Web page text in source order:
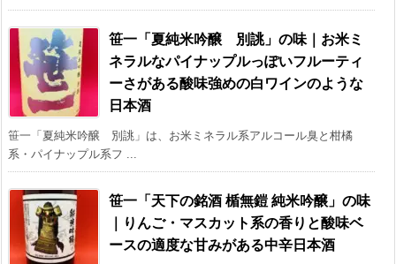
笹一「夏純米吟醸 別誂」の味｜お米ミ
ネラルなパイナップルっぽいフルーティ
ーさがある酸味強めの白ワインのような
日本酒
笹一「夏純米吟醸 別誂」は、お米ミネラル系アルコール臭と柑橘
系・パイナップル系フ ...
笹一「天下の銘酒 楯無鎧 純米吟醸」の味
｜りんご・マスカット系の香りと酸味ベ
ースの適度な甘みがある中辛日本酒